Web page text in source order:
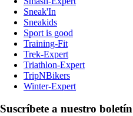
Sneak'In
Sneakids
Sport is good
Training-Fit
Trek-Expert
Triathlon-Expert
TripNBikers
Winter-Expert
Suscríbete a nuestro boletín